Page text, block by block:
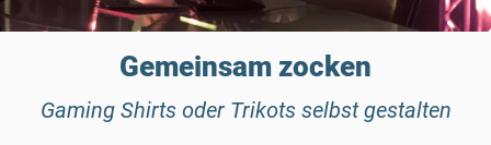
Gemeinsam zocken
Gaming Shirts oder Trikots selbst gestalten